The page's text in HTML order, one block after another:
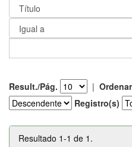
Result./Pág. |
Registro(s)
Resultado 1-1 de 1.